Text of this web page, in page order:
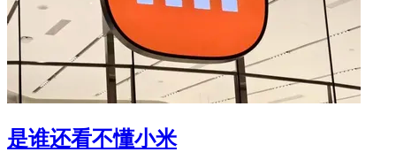
是谁还看不懂小米